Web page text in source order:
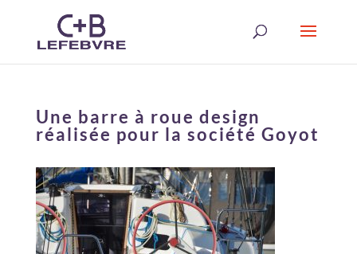
Une barre à roue design
réalisée pour la société Goyot